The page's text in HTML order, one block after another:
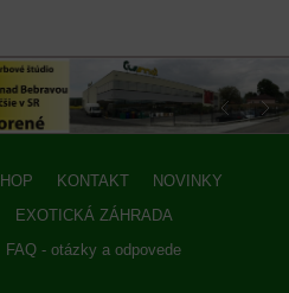
KONTAKT
NOVINKY
EXOTICKÁ ZÁHRADA
FAQ - otázky a odpovede